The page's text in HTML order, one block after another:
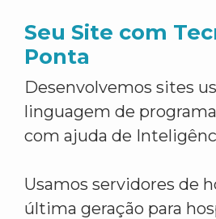
Seu Site com
Ponta
Desenvolvemos sites
linguagem de
com ajuda de
Usamos servidores de
última geração para